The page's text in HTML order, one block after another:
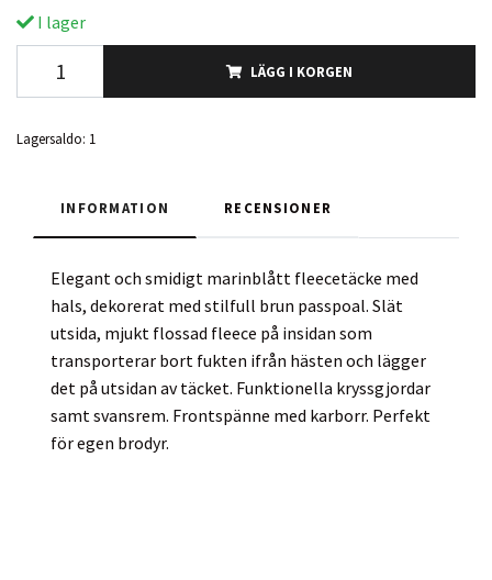
I lager
LÄGG I KORGEN
Lagersaldo: 1
INFORMATION RECENSIONER
Elegant och smidigt marinblått fleecetäcke med
hals, dekorerat med stilfull brun passpoal. Slät
utsida, mjukt flossad fleece på insidan som
transporterar bort fukten ifrån hästen och lägger
det på utsidan av täcket. Funktionella kryssgjordar
samt svansrem. Frontspänne med karborr. Perfekt
för egen brodyr.